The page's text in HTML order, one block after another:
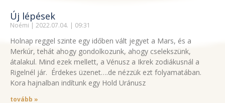
Új lépések
Noémi 2022.07.04. 09:31
Holnap reggel szinte egy időben vált jegyet a Mars, és a
Merkúr, tehát ahogy gondolkozunk, ahogy cselekszünk,
átalakul. Mind ezek mellett, a Vénusz a Ikrek zodiákusnál a
Rigelnél jár. Érdekes üzenet….de nézzük ezt folyamatában.
Kora hajnalban indítunk egy Hold Uránusz
tovább »